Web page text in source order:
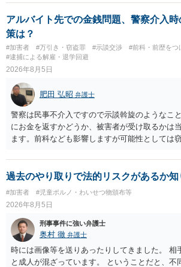
座る女性を盗撮(全体像写真1枚と5秒程度の動画
着や胸など強調したものではありません。」と
も捜査段階では性的姿態等撮影罪の被疑事実で
が私の弁護経験では多くなった印象です（最終
都道府県の迷惑防止条例違反になることもあり
とをお勧めいたします。ご参考にしてください。
アルバイト先での金銭問題、警察介入
策は？
#加害者 #万引き・窃盗罪 #示談交渉
#前科・前歴をつ
#逮捕による解雇・退学回避
2026年8月5日
肥田 弘昭 弁護士
警察は民事不介入ですので示談斡旋のようなこ
にお金を返すかどうか、被害者が受け取るかは
ます。前科なども影響しますが可能性としては
過去のやり取りで法的リスクがあるか知
#加害者 #児童ポルノ・わいせつ物頒布等
2026年8月5日
刑事事件に強い弁護士
奥村 徹 弁護士
時には画像等を送りあったりしてきました。 相
と成人が混ざっています。 ということだと、不